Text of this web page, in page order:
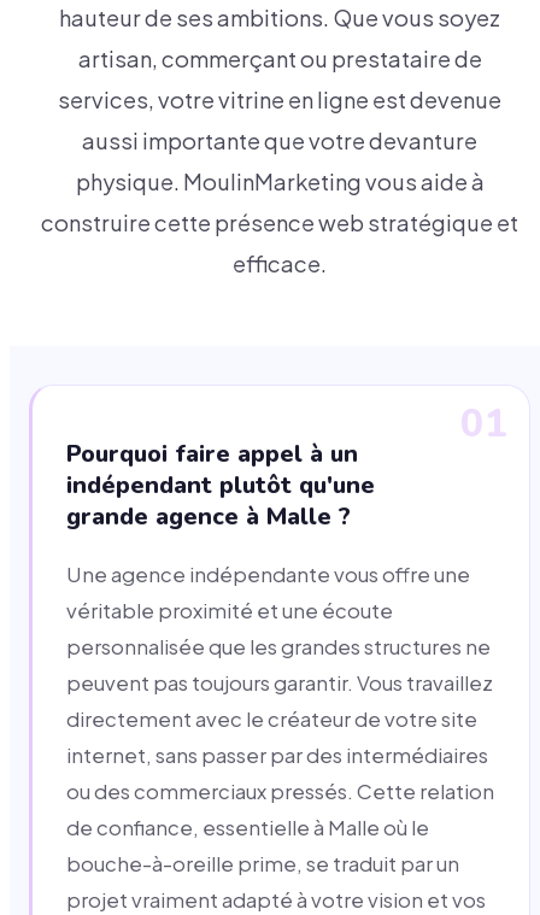
hauteur de ses ambitions. Que vous soyez
artisan, commerçant ou prestataire de
services, votre vitrine en ligne est devenue
aussi importante que votre devanture
physique. MoulinMarketing vous aide à
construire cette présence web stratégique et
efficace.
01
Pourquoi faire appel à un
indépendant plutôt qu'une
grande agence à Malle ?
Une agence indépendante vous offre une
véritable proximité et une écoute
personnalisée que les grandes structures ne
peuvent pas toujours garantir. Vous travaillez
directement avec le créateur de votre site
internet, sans passer par des intermédiaires
ou des commerciaux pressés. Cette relation
de confiance, essentielle à Malle où le
bouche-à-oreille prime, se traduit par un
projet vraiment adapté à votre vision et vos